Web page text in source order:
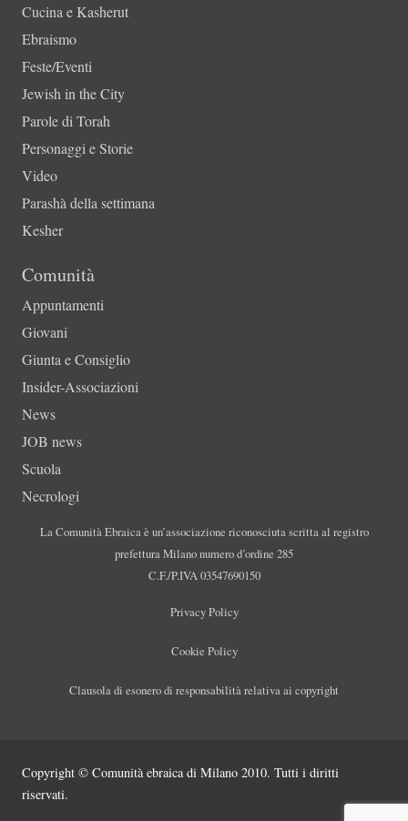
Cucina e Kasherut
Ebraismo
Feste/Eventi
Jewish in the City
Parole di Torah
Personaggi e Storie
Video
Parashà della settimana
Kesher
Comunità
Appuntamenti
Giovani
Giunta e Consiglio
Insider-Associazioni
News
JOB news
Scuola
Necrologi
La Comunità Ebraica è un’associazione riconosciuta scritta al registro
prefettura Milano numero d’ordine 285
C.F./P.IVA 03547690150
Privacy Policy
Cookie Policy
Clausola di esonero di responsabilità relativa ai copyright
Copyright © Comunità ebraica di Milano 2010. Tutti i diritti
riservati.